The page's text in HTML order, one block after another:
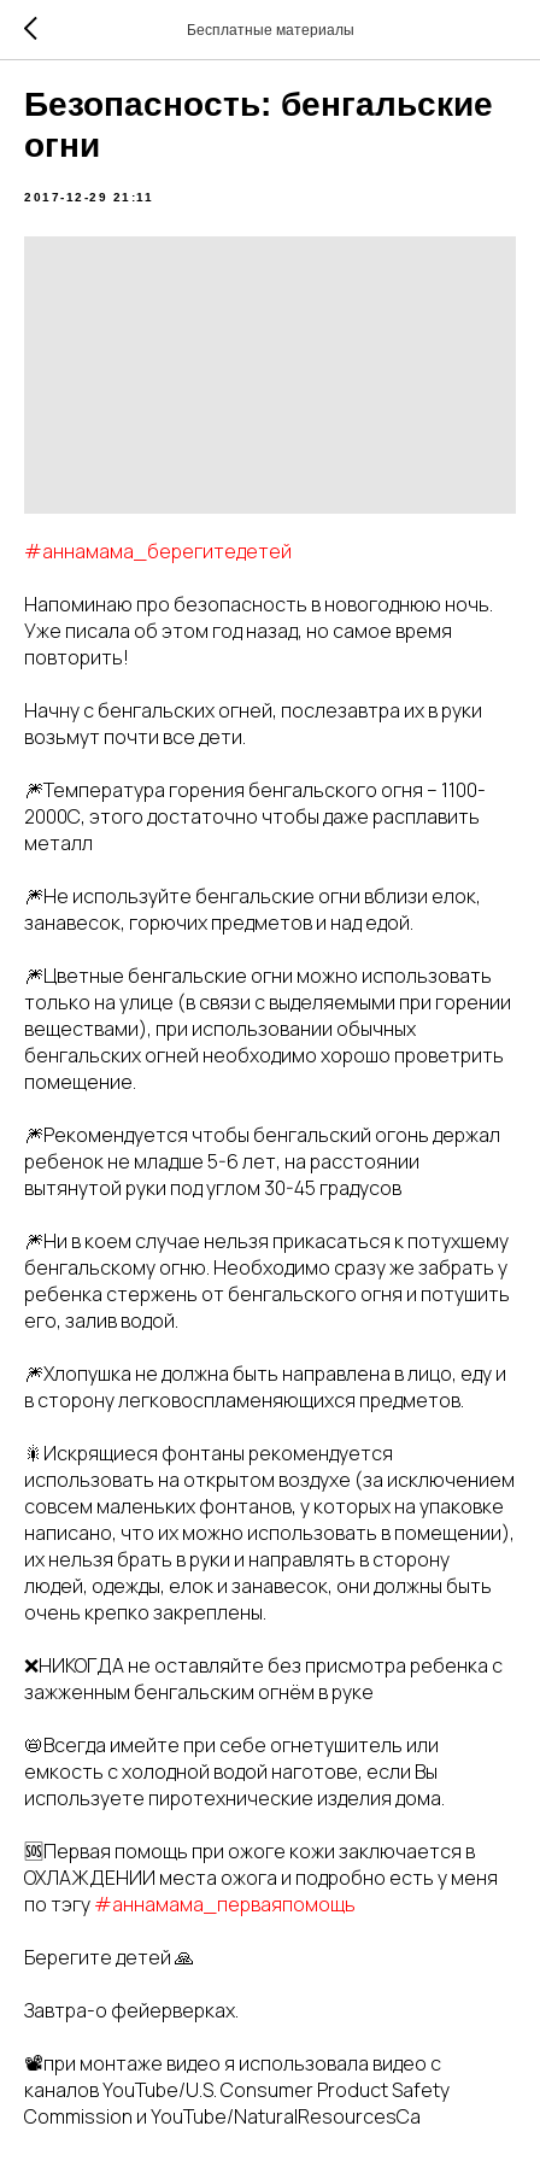
Бесплатные материалы
Безопасность: бенгальские
огни
2017-12-29 21:11
#аннамама_берегитедетей
Напоминаю про безопасность в новогоднюю ночь.
Уже писала об этом год назад, но самое время
повторить!
Начну с бенгальских огней, послезавтра их в руки
возьмут почти все дети.
🎆Температура горения бенгальского огня – 1100-
2000С, этого достаточно чтобы даже расплавить
металл
🎆Не используйте бенгальские огни вблизи елок,
занавесок, горючих предметов и над едой.
🎆Цветные бенгальские огни можно использовать
только на улице (в связи с выделяемыми при горении
веществами), при использовании обычных
бенгальских огней необходимо хорошо проветрить
помещение.
🎆Рекомендуется чтобы бенгальский огонь держал
ребенок не младше 5-6 лет, на расстоянии
вытянутой руки под углом 30-45 градусов
🎆Ни в коем случае нельзя прикасаться к потухшему
бенгальскому огню. Необходимо сразу же забрать у
ребенка стержень от бенгальского огня и потушить
его, залив водой.
🎆Хлопушка не должна быть направлена в лицо, еду и
в сторону легковоспламеняющихся предметов.
🎇Искрящиеся фонтаны рекомендуется
использовать на открытом воздухе (за исключением
совсем маленьких фонтанов, у которых на упаковке
написано, что их можно использовать в помещении),
их нельзя брать в руки и направлять в сторону
людей, одежды, елок и занавесок, они должны быть
очень крепко закреплены.
❌НИКОГДА не оставляйте без присмотра ребенка с
зажженным бенгальским огнём в руке
📛Всегда имейте при себе огнетушитель или
емкость с холодной водой наготове, если Вы
используете пиротехнические изделия дома.
🆘Первая помощь при ожоге кожи заключается в
ОХЛАЖДЕНИИ места ожога и подробно есть у меня
по тэгу#аннамама_перваяпомощь
Берегите детей 🙏
Завтра-о фейерверках.
📽при монтаже видео я использовала видео с
каналов YouTube/U.S. Consumer Product Safety
Commission и YouTube/NaturalResourcesCa